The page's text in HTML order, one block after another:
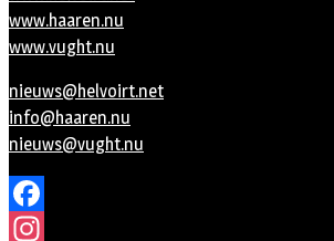
www.haaren.nu
www.vught.nu
nieuws@helvoirt.net
info@haaren.nu
nieuws@vught.nu
Facebook